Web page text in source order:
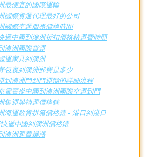
最便宜的國際運輸
國際貨運代理最好的公司
國際空運服務價格時間
遞中國到澳洲折扣價格錶運費時間
澳洲國際貨運
運家具到澳洲
包裹到澳洲郵費是多少
到澳洲門到門運輸的詳細流程
電寶從中國到澳洲國際空運到門
集運與轉運價格錶
海運散貨拼箱價格錶 - 港口到港口
遞中國到澳洲價格錶
澳洲運費爆漲